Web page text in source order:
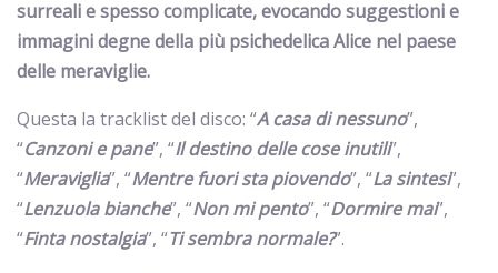
surreali e spesso complicate, evocando suggestioni e
immagini degne della più psichedelica Alice nel paese
delle meraviglie.
Questa la tracklist del disco: “A casa di nessuno”,
“Canzoni e pane”, “Il destino delle cose inutili”,
“Meraviglia”, “Mentre fuori sta piovendo”, “La sintesi”,
“Lenzuola bianche”, “Non mi pento”, “Dormire mai”,
“Finta nostalgia”, “Ti sembra normale?”.